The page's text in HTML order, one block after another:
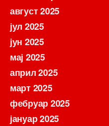
август 2025
јул 2025
јун 2025
мај 2025
април 2025
март 2025
фебруар 2025
јануар 2025